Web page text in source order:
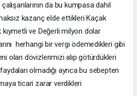
da bu kumpasa dahil
kazanç elde ettikleri Kaçak
ve Değerli milyon dolar
herhangi bir vergi ödemedikleri gibi
olan dövizlerimizi alıp götürdükleri
olmadığı ayrıca bu sebepten
ticari zarar verdikleri